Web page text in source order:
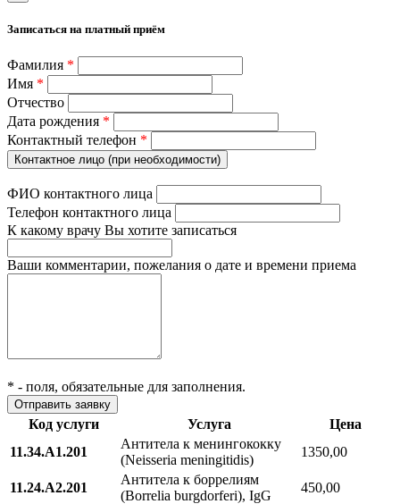
Записаться на платный приём
Фамилия *
Имя *
Отчество
Дата рождения *
Контактный телефон *
Контактное лицо (при необходимости)
ФИО контактного лица
Телефон контактного лица
К какому врачу Вы хотите записаться
Ваши комментарии, пожелания о дате и времени приема
* - поля, обязательные для заполнения.
Код услуги Услуга
Цена
11.34.A1.201
Антитела к менингококку
(Neisseria meningitidis)
1350,00
11.24.A2.201
Антитела к боррелиям
(Borrelia burgdorferi), IgG
450,00